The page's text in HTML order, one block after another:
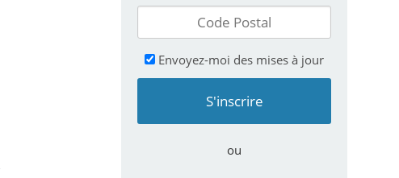
Envoyez-moi des mises à jour
ou